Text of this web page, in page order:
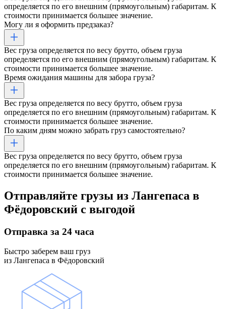
определяется по его внешним (прямоугольным) габаритам. К
стоимости принимается большее значение.
Могу ли я оформить предзаказ?
Вес груза определяется по весу брутто, объем груза
определяется по его внешним (прямоугольным) габаритам. К
стоимости принимается большее значение.
Время ожидания машины для забора груза?
Вес груза определяется по весу брутто, объем груза
определяется по его внешним (прямоугольным) габаритам. К
стоимости принимается большее значение.
По каким дням можно забрать груз самостоятельно?
Вес груза определяется по весу брутто, объем груза
определяется по его внешним (прямоугольным) габаритам. К
стоимости принимается большее значение.
Отправляйте грузы из Лангепаса в
Фёдоровский с выгодой
Отправка за 24 часа
Быстро заберем ваш груз
из Лангепаса в Фёдоровский